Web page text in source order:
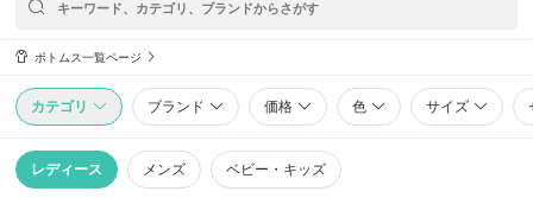
ボトムス一覧ページ
カテゴリ ブランド 価格 色 サイズ
レディース メンズ ベビー・キッズ